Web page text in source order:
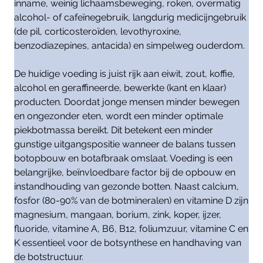
inname, weinig lichaamsbeweging, roken, overmatig
alcohol- of cafeïnegebruik, langdurig medicijngebruik
(de pil, corticosteroïden, levothyroxine,
benzodiazepines, antacida) en simpelweg ouderdom.
De huidige voeding is juist rijk aan eiwit, zout, koffie,
alcohol en geraffineerde, bewerkte (kant en klaar)
producten. Doordat jonge mensen minder bewegen
en ongezonder eten, wordt een minder optimale
piekbotmassa bereikt. Dit betekent een minder
gunstige uitgangspositie wanneer de balans tussen
botopbouw en botafbraak omslaat. Voeding is een
belangrijke, beïnvloedbare factor bij de opbouw en
instandhouding van gezonde botten. Naast calcium,
fosfor (80-90% van de botmineralen) en vitamine D zijn
magnesium, mangaan, borium, zink, koper, ijzer,
fluoride, vitamine A, B6, B12, foliumzuur, vitamine C en
K essentieel voor de botsynthese en handhaving van
de botstructuur.